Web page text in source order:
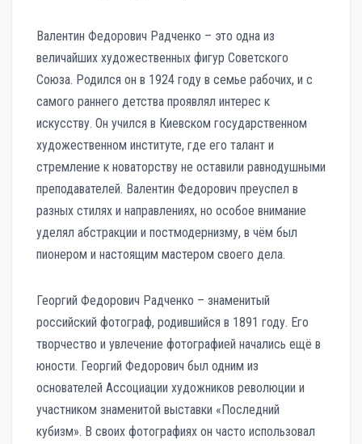
Валентин Федорович Радченко – это одна из
величайших художественных фигур Советского
Союза. Родился он в 1924 году в семье рабочих, и с
самого раннего детства проявлял интерес к
искусству. Он учился в Киевском государственном
художественном институте, где его талант и
стремление к новаторству не оставили равнодушными
преподавателей. Валентин Федорович преуспел в
разных стилях и направлениях, но особое внимание
уделял абстракции и постмодернизму, в чём был
пионером и настоящим мастером своего дела.
Георгий Федорович Радченко – знаменитый
российский фотограф, родившийся в 1891 году. Его
творчество и увлечение фотографией начались ещё в
юности. Георгий Федорович был одним из
основателей Ассоциации художников революции и
участником знаменитой выставки «Последний
кубизм». В своих фотографиях он часто использовал